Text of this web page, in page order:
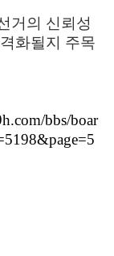
거의 신뢰성
화될지 주목
bbs/boar